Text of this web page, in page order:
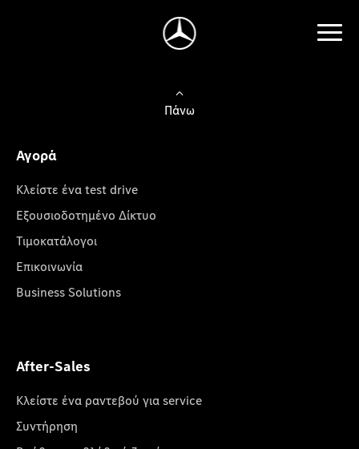
Πάνω
Αγορά
Κλείστε ένα test drive
Εξουσιοδοτημένο Δίκτυο
Τιμοκατάλογοι
Επικοινωνία
Business Solutions
After-Sales
Κλείστε ένα ραντεβού για service
Συντήρηση